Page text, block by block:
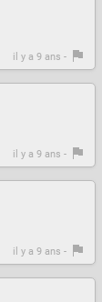
il y a 9 ans -
il y a 9 ans -
il y a 9 ans -